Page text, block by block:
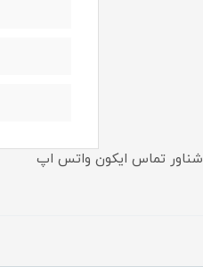
شناور تماس ایکون واتس اپ